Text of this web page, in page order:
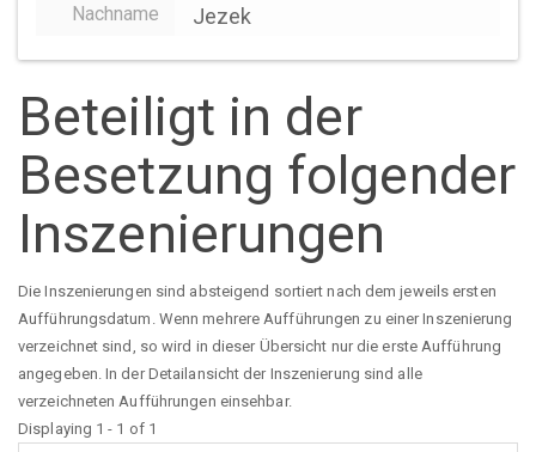
Nachname Jezek
Beteiligt in der
Besetzung folgender
Inszenierungen
Die Inszenierungen sind absteigend sortiert nach dem jeweils ersten
Aufführungsdatum. Wenn mehrere Aufführungen zu einer Inszenierung
verzeichnet sind, so wird in dieser Übersicht nur die erste Aufführung
angegeben. In der Detailansicht der Inszenierung sind alle
verzeichneten Aufführungen einsehbar.
Displaying 1 - 1 of 1